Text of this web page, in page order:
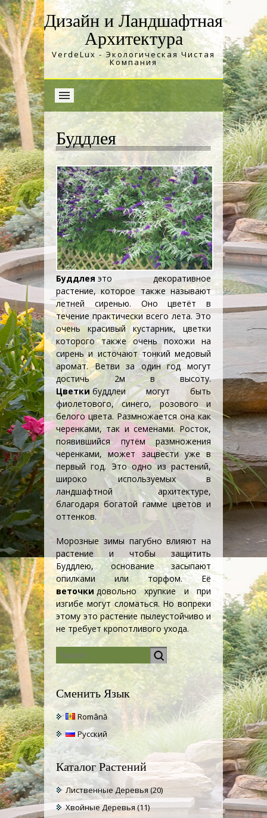
Дизайн и Ландшафтная
Архитектура
VerdeLux - Экологическая Чистая
Компания
Буддлея
Буддлея это декоративное
растение, которое также называют
летней сиренью. Оно цветёт в
течение практически всего лета. Это
очень красивыйкустарник, цветки
которого также очень похожи на
сирень и источают тонкий медовый
аромат. Ветви за один год могут
достичь 2м в высоту.
Цветки буддлеи могут быть
фиолетового, синего, розового и
белого цвета. Размножается она как
черенками, так и семенами. Росток,
появившийся путём размножения
черенками, может зацвести уже в
первый год. Это одно из растений,
широко используемых в
ландшафтной архитектуре,
благодаря богатой гамме цветов и
оттенков.
Морозные зимы пагубно влияют на
растение и чтобы защитить
Буддлею, основание засыпают
опилками или торфом. Её
веточки довольно хрупкие и при
изгибе могут сломаться. Но вопреки
этому это растение пылеустойчиво и
не требует кропотливого ухода.
Сменить Язык
Română
Русский
Каталог Растений
Лиственные Деревья (20)
Хвойные Деревья (11)